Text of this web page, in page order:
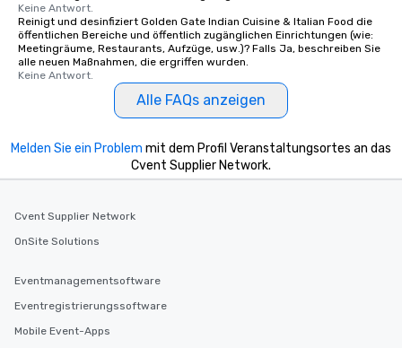
Keine Antwort.
Reinigt und desinfiziert Golden Gate Indian Cuisine & Italian Food die
öffentlichen Bereiche und öffentlich zugänglichen Einrichtungen (wie:
Meetingräume, Restaurants, Aufzüge, usw.)? Falls Ja, beschreiben Sie
alle neuen Maßnahmen, die ergriffen wurden.
Keine Antwort.
Alle FAQs anzeigen
Melden Sie ein Problem mit dem Profil Veranstaltungsortes an das
Cvent Supplier Network.
Cvent Supplier Network
OnSite Solutions
Eventmanagementsoftware
Eventregistrierungssoftware
Mobile Event-Apps